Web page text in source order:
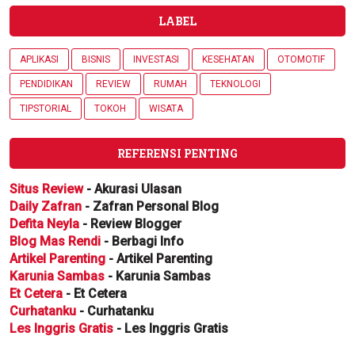
LABEL
APLIKASI BISNIS INVESTASI KESEHATAN OTOMOTIF
PENDIDIKAN REVIEW RUMAH TEKNOLOGI
TIPSTORIAL TOKOH WISATA
REFERENSI PENTING
Situs Review- Akurasi Ulasan
Daily Zafran - Zafran Personal Blog
Defita Neyla - Review Blogger
Blog Mas Rendi - Berbagi Info
Artikel Parenting - Artikel Parenting
Karunia Sambas - Karunia Sambas
Et Cetera - Et Cetera
Curhatanku - Curhatanku
Les Inggris Gratis - Les Inggris Gratis